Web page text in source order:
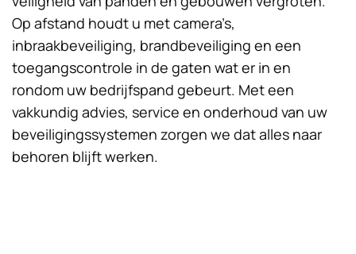
Op afstand houdt u met camera’s,
inbraakbeveiliging, brandbeveiliging en een
toegangscontrole in de gaten wat er in en
rondom uw bedrijfspand gebeurt. Met een
vakkundig advies, service en onderhoud van uw
beveiligingssystemen zorgen we dat alles naar
behoren blijft werken.